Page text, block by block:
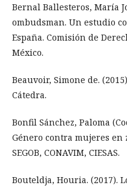
Bernal Ballesteros, María
ombudsman. Un estudio
España. Comisión de
México.
Beauvoir, Simone de.
Cátedra.
Bonfil Sánchez, Paloma
Género contra mujeres en
SEGOB, CONAVIM, CIESAS.
Bouteldja, Houria. (2017).